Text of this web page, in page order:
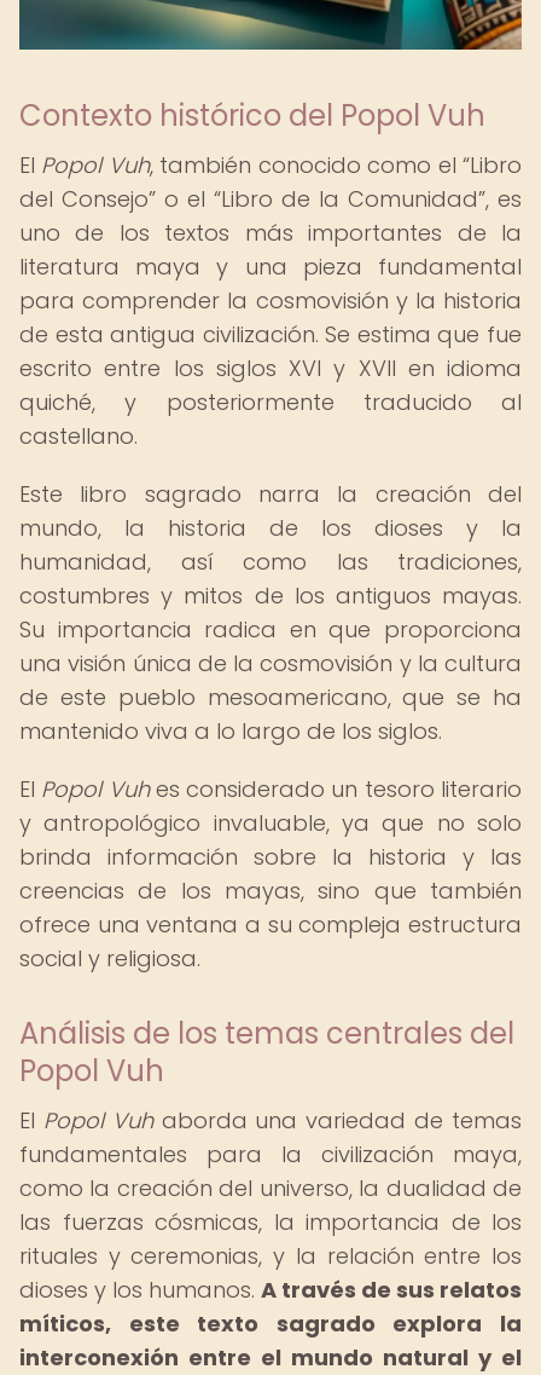
Contexto histórico del Popol Vuh
El Popol Vuh, también conocido como el Libro
del Consejo o el Libro de la Comunidad , es
uno de los textos más importantes de la
literatura maya y una pieza fundamental
para comprender la cosmovisión y la historia
de esta antigua civilización. Se estima que fue
escrito entre los siglos XVI y XVII en idioma
quiché, y posteriormente traducido al
castellano.
Este libro sagrado narra la creación del
mundo, la historia de los dioses y la
humanidad, así como las tradiciones,
costumbres y mitos de los antiguos mayas.
Su importancia radica en que proporciona
una visión única de la cosmovisión y la cultura
de este pueblo mesoamericano, que se ha
mantenido viva a lo largo de los siglos.
El Popol Vuhes considerado un tesoro literario
y antropológico invaluable, ya que no solo
brinda información sobre la historia y las
creencias de los mayas, sino que también
ofrece una ventana a su compleja estructura
social y religiosa.
Análisis de los temas centrales del
Popol Vuh
El Popol Vuhaborda una variedad de temas
fundamentales para la civilización maya,
como la creación del universo, la dualidad de
las fuerzas cósmicas, la importancia de los
rituales y ceremonias, y la relación entre los
dioses y los humanos. A través de sus relatos
míticos, este texto sagrado explora la
interconexión entre el mundo natural y el